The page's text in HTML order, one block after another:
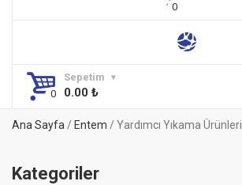
Sepetim
0.00 ₺
Ana Sayfa/ Entem / Yardımcı Yıkama Ürünleri
Kategoriler